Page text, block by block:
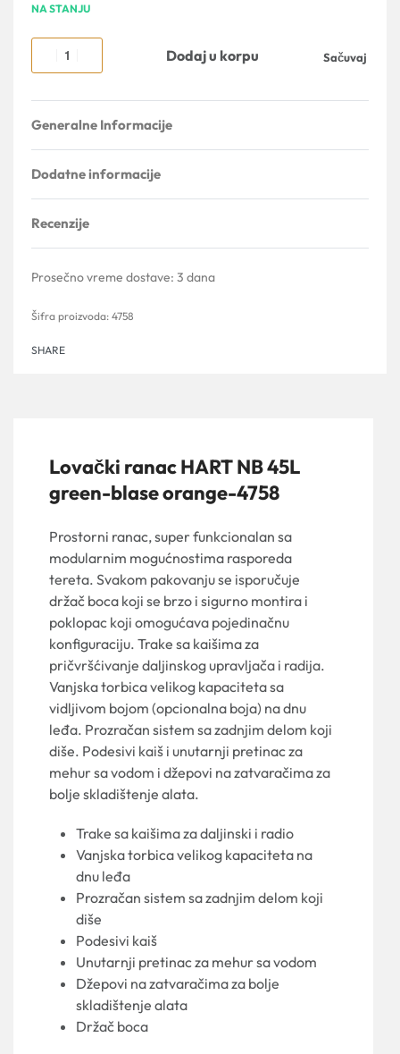
NA STANJU
Dodaj u korpu Sačuvaj
Generalne Informacije
Dodatne informacije
Recenzije
Prosečno vreme dostave: 3 dana
4758
SHARE
Lovački ranac HART NB 45L
green-blase orange-4758
Prostorni ranac, super funkcionalan sa
modularnim mogućnostima rasporeda
tereta. Svakom pakovanju se isporučuje
držač boca koji se brzo i sigurno montira i
poklopac koji omogućava pojedinačnu
konfiguraciju. Trake sa kaišima za
pričvršćivanje daljinskog upravljača i radija.
Vanjska torbica velikog kapaciteta sa
vidljivom bojom (opcionalna boja) na dnu
leđa. Prozračan sistem sa zadnjim delom koji
diše. Podesivi kaiš i unutarnji pretinac za
mehur sa vodom i džepovi na zatvaračima za
bolje skladištenje alata.
Trake sa kaišima za daljinski i radio
Vanjska torbica velikog kapaciteta na
dnu leđa
Prozračan sistem sa zadnjim delom koji
diše
Podesivi kaiš
Unutarnji pretinac za mehur sa vodom
Džepovi na zatvaračima za bolje
skladištenje alata
Držač boca